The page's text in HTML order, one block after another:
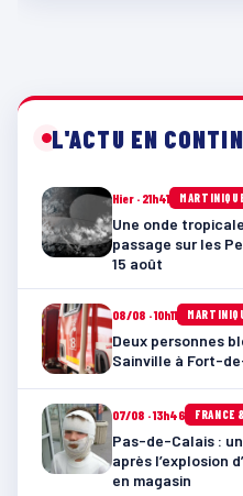
L'ACTU EN
Hier · 21h41
Une onde
passage sur les
15 août
08/08 · 10h11
Deux personnes
Sainville à Fort-
07/08 · 13h46 FRANCE
Pas-de-Calais :
après l’explosion
en magasin